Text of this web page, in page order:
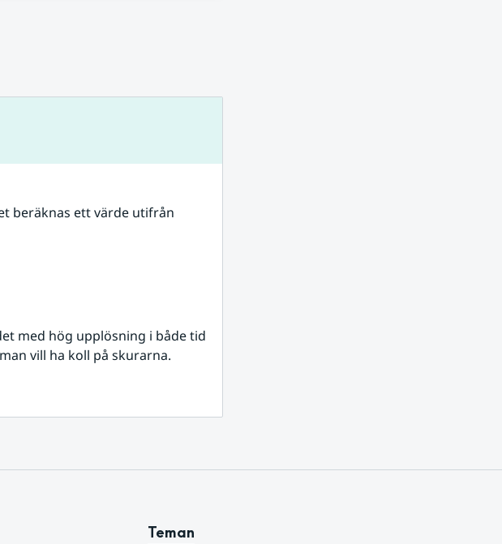
beräknas ett värde utifrån
med hög upplösning i både tid
vill ha koll på skurarna.
Teman